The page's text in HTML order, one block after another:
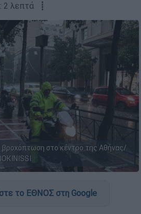
2 λεπτά ┋
βροχόπτωση στο κέντρο της Αθήνας/
το ΕΘΝΟΣ στη Google